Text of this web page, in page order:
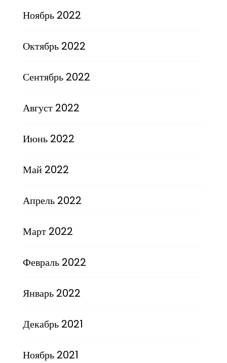
Ноябрь 2022
Октябрь 2022
Сентябрь 2022
Август 2022
Июнь 2022
Май 2022
Апрель 2022
Март 2022
Февраль 2022
Январь 2022
Декабрь 2021
Ноябрь 2021